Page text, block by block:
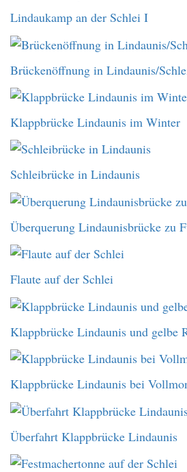
Lindaukamp an der Schlei I
Brückenöffnung in Lindaunis/
Klappbrücke Lindaunis im Winter
Schleibrücke in Lindaunis
Überquerung Lindaunisbrücke zu
Flaute auf der Schlei
Klappbrücke Lindaunis und gelbe
Klappbrücke Lindaunis bei
Überfahrt Klappbrücke Lindaunis